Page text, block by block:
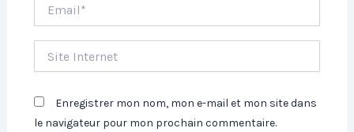
Internet
Enregistrer mon nom, mon e-mail et mon site dans
le navigateur pour mon prochain commentaire.